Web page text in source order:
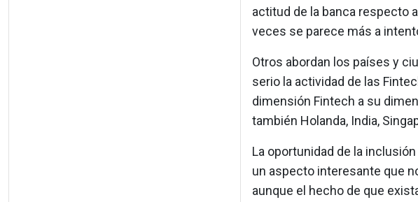
actitud de la banca respecto
veces se parece más a
Otros abordan los países y
serio la actividad de las
dimensión Fintech a su
también Holanda, India,
La oportunidad de la
un aspecto interesante que
aunque el hecho de que